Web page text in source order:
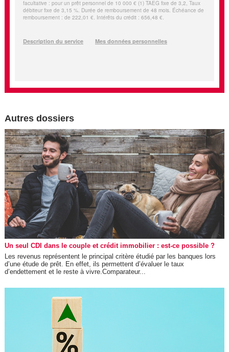
Autres dossiers
Un seul CDI dans le couple et crédit immobilier : est-ce possible ?
Les revenus représentent le principal critère étudié par les banques lors
d’une étude de prêt. En effet, ils permettent d’évaluer le taux
d’endettement et le reste à vivre.Comparateur...